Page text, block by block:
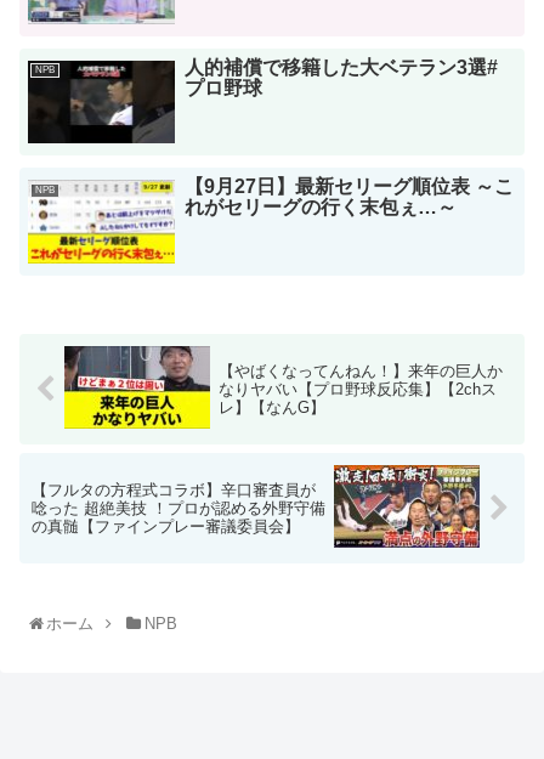
NPB
人的補償で移籍した大ベテラン3選#
プロ野球
NPB
【9月27日】最新セリーグ順位表 ～こ
れがセリーグの行く末包ぇ…～
【やばくなってんねん！】来年の巨人か
なりヤバい【プロ野球反応集】【2chス
レ】【なんG】
【フルタの方程式コラボ】辛口審査員が
唸った 超絶美技 ！プロが認める外野守備
の真髄【ファインプレー審議委員会】
ホーム NPB